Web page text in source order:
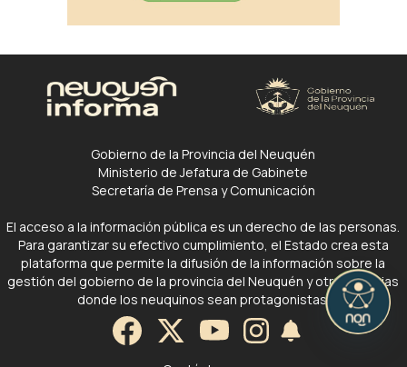
Gobierno de la Provincia del Neuquén
Ministerio de Jefatura de Gabinete
Secretaría de Prensa y Comunicación
El acceso a la información pública es un derecho de las personas.
Para garantizar su efectivo cumplimiento, el Estado crea esta
plataforma que permite la difusión de la información sobre la
gestión del gobierno de la provincia del Neuquén y otras noticias
donde los neuquinos sean protagonistas.